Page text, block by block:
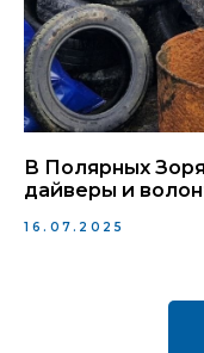
В Полярных
дайверы и
16.07.2025